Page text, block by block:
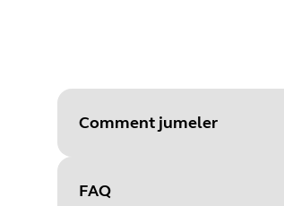
Comment jumeler
FAQ